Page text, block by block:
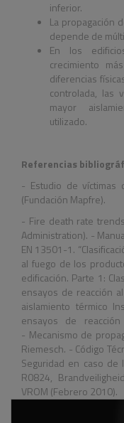
inferior.
La propagación
depende de
En los
crecimiento
diferencias
controlada, las
mayor
utilizado.
Referencias
- Estudio de víctimas
(Fundación Mapfre).
- Fire death rate
Administration). -
EN 13501-1.
al fuego de los
edificación. Parte 1:
ensayos de reacción
aislamiento térmico
ensayos de reacción
- Mecanismo de
Riemesch. - Código
Seguridad en caso de
R0824,
VROM (Febrero 2010).